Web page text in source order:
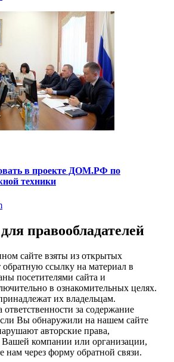
в проекте ДОМ.РФ по
техники
правообладателей
сайте взяты из открытых
ссылку на материал в
посетителями сайта и
в ознакомительных целях.
их владельцам.
за содержание
Вы обнаружили на нашем сайте
авторские права,
компании или организации,
нам через форму обратной связи.